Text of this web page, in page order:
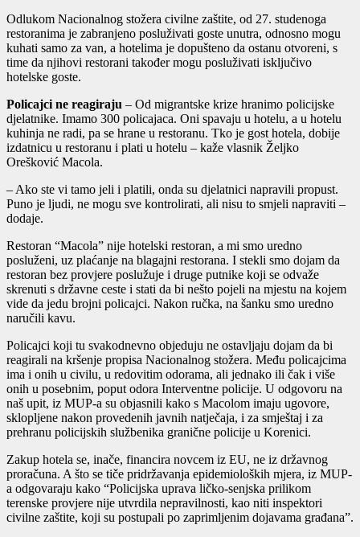
Odlukom Nacionalnog stožera civilne zaštite, od 27. studenoga
restoranima je zabranjeno posluživati goste unutra, odnosno mogu
kuhati samo za van, a hotelima je dopušteno da ostanu otvoreni, s
time da njihovi restorani također mogu posluživati isključivo
hotelske goste.
Policajci ne reagiraju – Od migrantske krize hranimo policijske
djelatnike. Imamo 300 policajaca. Oni spavaju u hotelu, a u hotelu
kuhinja ne radi, pa se hrane u restoranu. Tko je gost hotela, dobije
izdatnicu u restoranu i plati u hotelu – kaže vlasnik Željko
Orešković Macola.
– Ako ste vi tamo jeli i platili, onda su djelatnici napravili propust.
Puno je ljudi, ne mogu sve kontrolirati, ali nisu to smjeli napraviti –
dodaje.
Restoran “Macola” nije hotelski restoran, a mi smo uredno
posluženi, uz plaćanje na blagajni restorana. I stekli smo dojam da
restoran bez provjere poslužuje i druge putnike koji se odvaže
skrenuti s državne ceste i stati da bi nešto pojeli na mjestu na kojem
vide da jedu brojni policajci. Nakon ručka, na šanku smo uredno
naručili kavu.
Policajci koji tu svakodnevno objeduju ne ostavljaju dojam da bi
reagirali na kršenje propisa Nacionalnog stožera. Među policajcima
ima i onih u civilu, u redovitim odorama, ali jednako ili čak i više
onih u posebnim, poput odora Interventne policije. U odgovoru na
naš upit, iz MUP-a su objasnili kako s Macolom imaju ugovore,
sklopljene nakon provedenih javnih natječaja, i za smještaj i za
prehranu policijskih službenika granične policije u Korenici.
Zakup hotela se, inače, financira novcem iz EU, ne iz državnog
proračuna. A što se tiče pridržavanja epidemioloških mjera, iz MUP-
a odgovaraju kako “Policijska uprava ličko-senjska prilikom
terenske provjere nije utvrdila nepravilnosti, kao niti inspektori
civilne zaštite, koji su postupali po zaprimljenim dojavama građana”.